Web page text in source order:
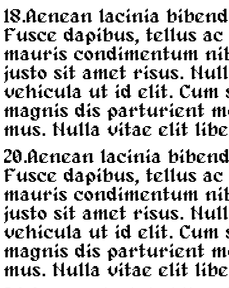
18.Aenean lacinia
Fusce dapibus, tellus
mauris condimentum
justo sit amet risus.
vehicula ut id elit. Cum
magnis dis parturient
mus. Nulla vitae elit
20.Aenean lacinia
Fusce dapibus, tellus
mauris condimentum
justo sit amet risus.
vehicula ut id elit. Cum
magnis dis parturient
mus. Nulla vitae elit